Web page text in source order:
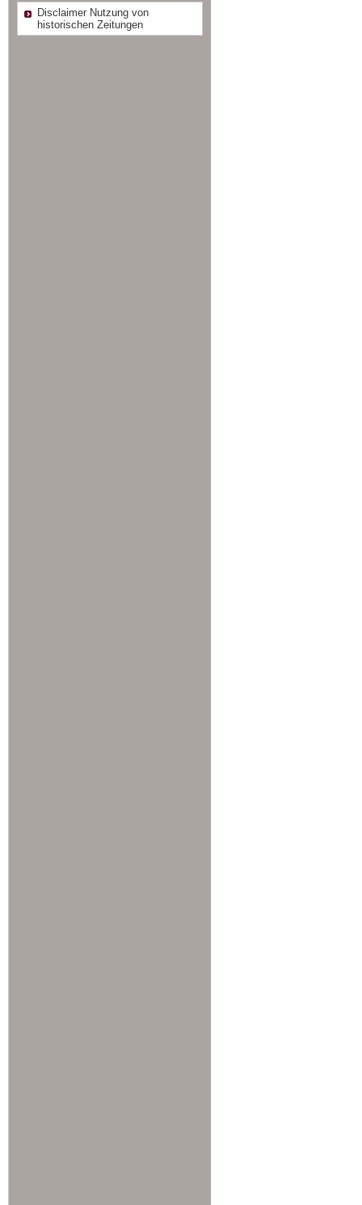
Disclaimer Nutzung von
historischen Zeitungen